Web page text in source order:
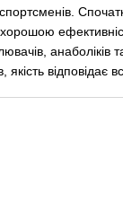
анаболіків
відповідає